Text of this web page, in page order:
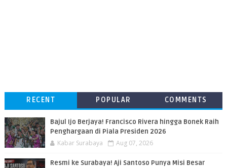
RECENT POPULAR COMMENTS
Bajul Ijo Berjaya! Francisco Rivera hingga Bonek Raih
Penghargaan di Piala Presiden 2026
Kabar Surabaya Aug 07, 2026
Resmi ke Surabaya! Aji Santoso Punya Misi Besar